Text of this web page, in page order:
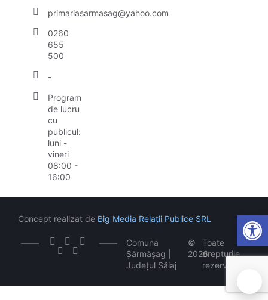
primariasarmasag@yahoo.com
0260
655
500
-
Program
de lucru
cu
publicul:
luni -
vineri
08:00 -
16:00
Comuna
Șărmășag |
Județul Sălaj
©
2026
Toate
drepturile
rezervate
Concept realizat de Big Media Relații Publice SRL